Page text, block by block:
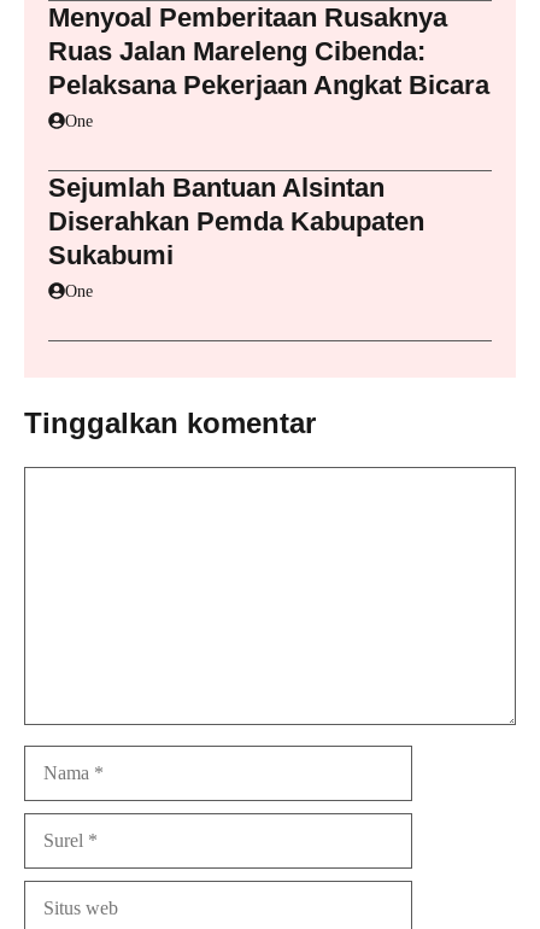
Menyoal Pemberitaan Rusaknya
Ruas Jalan Mareleng Cibenda:
Pelaksana Pekerjaan Angkat Bicara
One
Sejumlah Bantuan Alsintan
Diserahkan Pemda Kabupaten
Sukabumi
One
Tinggalkan komentar